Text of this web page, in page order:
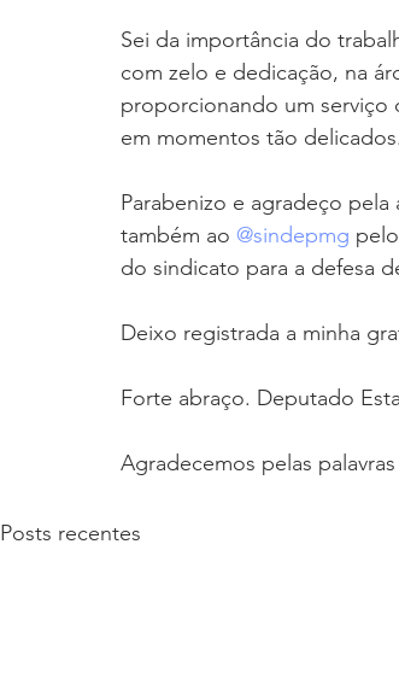
Sei da importância do
com zelo e dedicação, na
proporcionando um serviço
em momentos tão delicados.
Parabenizo e agradeço
também ao @sindepmg
do sindicato para a defesa
Deixo registrada a minha
Forte abraço. Deputado
Agradecemos pelas
Posts recentes